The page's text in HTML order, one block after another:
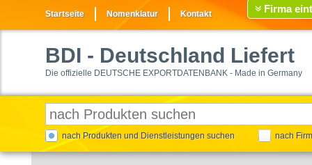
Startseite Nomenklatur Kontakt Firma
BDI - Deutschland Liefert
Die offizielle DEUTSCHE EXPORTDATENBANK - Made in Germany
nach Produkten und Dienstleistungen suchen nach